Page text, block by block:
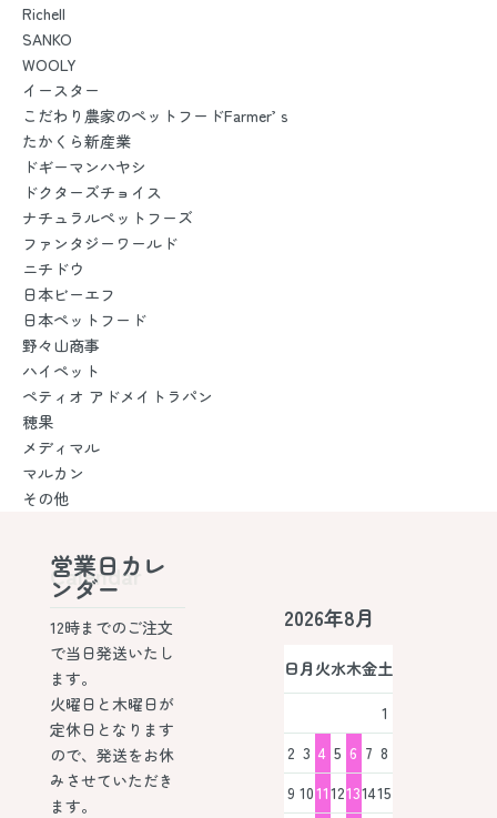
Richell
SANKO
WOOLY
イースター
こだわり農家のペットフードFarmer’ｓ
たかくら新産業
ドギーマンハヤシ
ドクターズチョイス
ナチュラルペットフーズ
ファンタジーワールド
ニチドウ
日本ビーエフ
日本ペットフード
野々山商事
ハイペット
ペティオ アドメイトラパン
穂果
メディマル
マルカン
その他
Calendar
営業日カレ
ンダー
12時までのご注文
で当日発送いたし
ます。
火曜日と木曜日が
定休日となります
ので、発送をお休
みさせていただき
ます。
2026年8月
日月 火水木金土
1
2 3 4 5 6 7 8
9 101112131415